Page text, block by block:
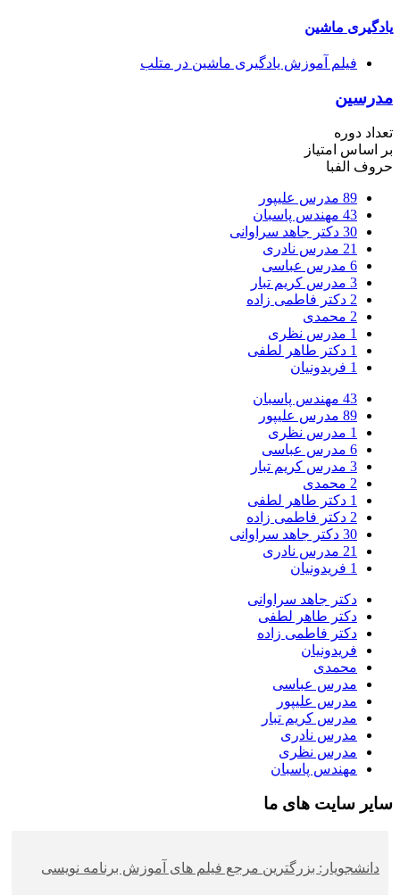
یادگیری ماشین
فیلم آموزش یادگیری ماشین در متلب
مدرسین
تعداد دوره
بر اساس امتیاز
حروف الفبا
89 مدرس علیپور
43 مهندس پاسبان
30 دکتر جاهد سراوانی
21 مدرس نادری
6 مدرس عباسی
3 مدرس کریم تبار
2 دکتر فاطمی زاده
2 محمدی
1 مدرس نظری
1 دکتر طاهر لطفی
1 فریدونیان
43 مهندس پاسبان
89 مدرس علیپور
1 مدرس نظری
6 مدرس عباسی
3 مدرس کریم تبار
2 محمدی
1 دکتر طاهر لطفی
2 دکتر فاطمی زاده
30 دکتر جاهد سراوانی
21 مدرس نادری
1 فریدونیان
دکتر جاهد سراوانی
دکتر طاهر لطفی
دکتر فاطمی زاده
فریدونیان
محمدی
مدرس عباسی
مدرس علیپور
مدرس کریم تبار
مدرس نادری
مدرس نظری
مهندس پاسبان
سایر سایت های ما
دانشجویار: بزرگترین مرجع فیلم های آموزش برنامه نویسی